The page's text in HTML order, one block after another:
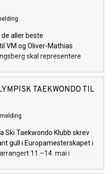
aller beste
VM og Oliver-Mathias
skal representere
TAEKWONDO TIL
Ski Taekwondo Klubb skrev
gull i Europamesterskapet i
11.–14. mai i